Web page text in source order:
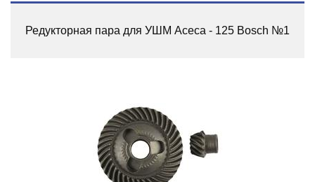
Редукторная пара для УШМ Асеса - 125 Bosch №1